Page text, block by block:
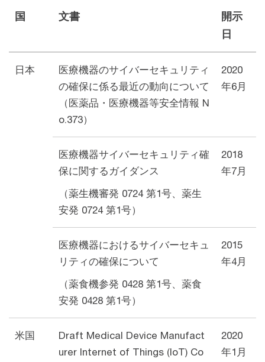
国 文書
開示
日
日本
医療機器のサイバーセキュリティ
の確保に係る最近の動向について
（医薬品・医療機器等安全情報 N
o.373）
2020
年6月
医療機器サイバーセキュリティ確
保に関するガイダンス
（薬生機審発 0724 第1号、薬生
安発 0724 第1号）
2018
年7月
医療機器におけるサイバーセキュ
リティの確保について
（薬食機参発 0428 第1号、薬食
安発 0428 第1号）
2015
年4月
米国
Draft Medical Device Manufact
urer Internet of Things (IoT) Co
2020
年1月